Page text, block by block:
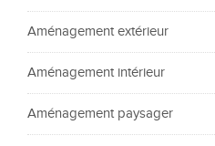
Aménagement extérieur
Aménagement intérieur
Aménagement paysager